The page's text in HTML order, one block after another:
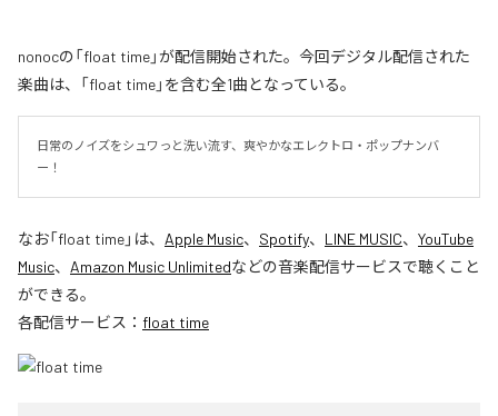
nonocの「float time」が配信開始された。今回デジタル配信された
楽曲は、「float time」を含む全1曲となっている。
日常のノイズをシュワっと洗い流す、爽やかなエレクトロ・ポップナンバ
ー！
なお「float time」は、 Apple Music、 Spotify、 LINE MUSIC、 YouTube
Music、 Amazon Music Unlimitedなどの音楽配信サービスで聴くこと
ができる。
各配信サービス： float time